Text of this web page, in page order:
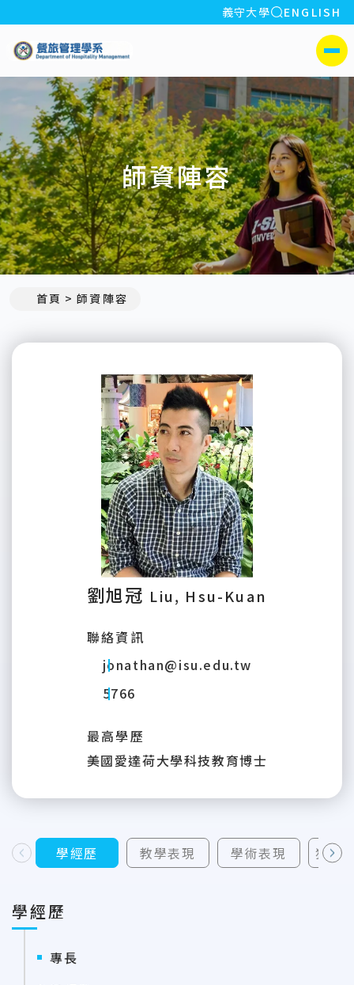
:::
義守大學 全站搜索
ENGLISH
側選單
師資陣容
首頁 師資陣容
劉旭冠 Liu, Hsu-Kuan
聯絡資訊
jonathan@isu.edu.tw
5766
最高學歷
美國愛達荷大學科技教育博士
上一則學經歷 教學表現 學術表現 獲補
下一則
學經歷
專長